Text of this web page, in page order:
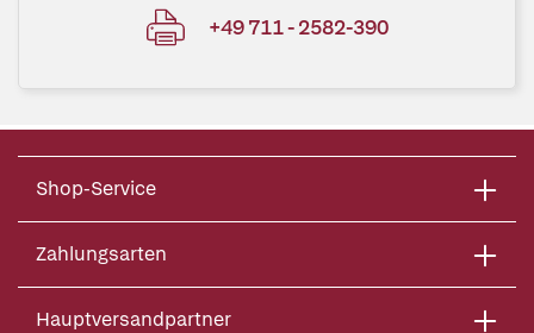
+49 711 - 2582-390
Shop-Service
Zahlungsarten
Hauptversandpartner